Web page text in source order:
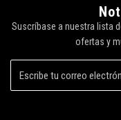
Suscríbase a nuestra lista
ofertas y